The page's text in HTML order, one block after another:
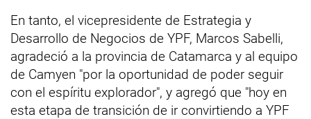
En tanto, el vicepresidente de Estrategia y
Desarrollo de Negocios de YPF, Marcos Sabelli,
agradeció a la provincia de Catamarca y al equipo
de Camyen "por la oportunidad de poder seguir
con el espíritu explorador", y agregó que "hoy en
esta etapa de transición de ir convirtiendo a YPF